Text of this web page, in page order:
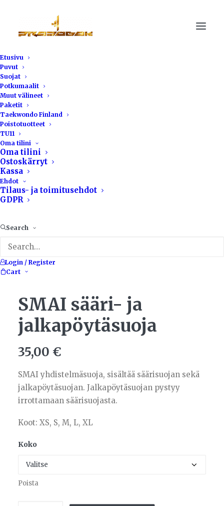
Etusivu
Puvut
Suojat
Potkumaalit
Muut välineet
Paketit
Taekwondo Finland
Poistotuotteet
TU11
Oma tilini
Oma tilini
Ostoskärryt
Kassa
Ehdot
Tilaus- ja toimitusehdot
GDPR
Search
Login / Register
Cart
SMAI sääri- ja
jalkapöytäsuoja
35,00 €
SMAI yhdistelmäsuoja, sisältää säärisuojan sekä
jalkapöytäsuojan. Jalkapöytäsuojan pystyy
irrottamaan säärisuojasta.
Koot: XS, S, M, L, XL
Koko
Poista